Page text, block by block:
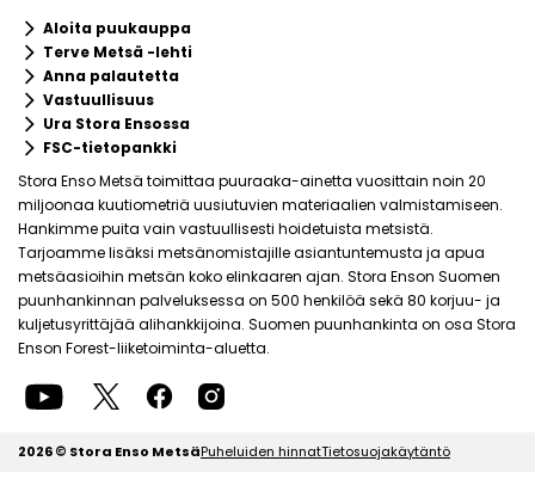
keyboard_arrow_rightAloita puukauppa
keyboard_arrow_rightTerve Metsä -lehti
keyboard_arrow_rightAnna palautetta
keyboard_arrow_rightVastuullisuus
keyboard_arrow_rightUra Stora Ensossa
keyboard_arrow_rightFSC-tietopankki
Stora Enso Metsä toimittaa puuraaka-ainetta vuosittain noin 20
miljoonaa kuutiometriä uusiutuvien materiaalien valmistamiseen.
Hankimme puita vain vastuullisesti hoidetuista metsistä.
Tarjoamme lisäksi metsänomistajille asiantuntemusta ja apua
metsäasioihin metsän koko elinkaaren ajan. Stora Enson Suomen
puunhankinnan palveluksessa on 500 henkilöä sekä 80 korjuu- ja
kuljetusyrittäjää alihankkijoina. Suomen puunhankinta on osa Stora
Enson Forest-liiketoiminta-aluetta.
2026 © Stora Enso MetsäPuheluiden hinnatTietosuojakäytäntö